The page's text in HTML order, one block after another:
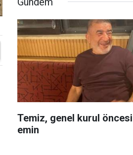
Temiz, genel kurul
emin